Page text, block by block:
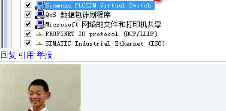
回复 引用 举报